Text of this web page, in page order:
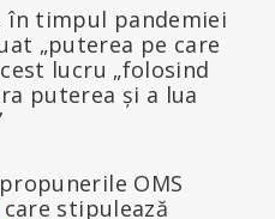
în timpul pandemiei
„puterea pe care
lucru „folosind
puterea și a lua
OMS
care stipulează